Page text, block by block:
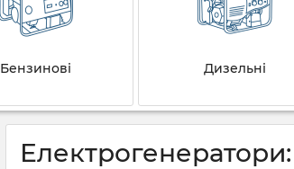
Бензинові Дизельні